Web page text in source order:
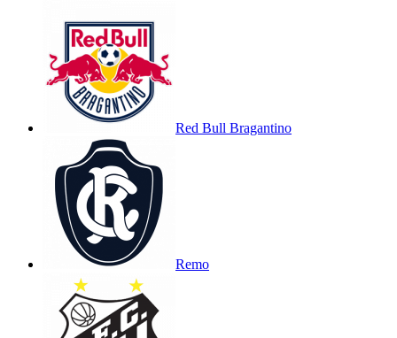
Red Bull Bragantino
Remo